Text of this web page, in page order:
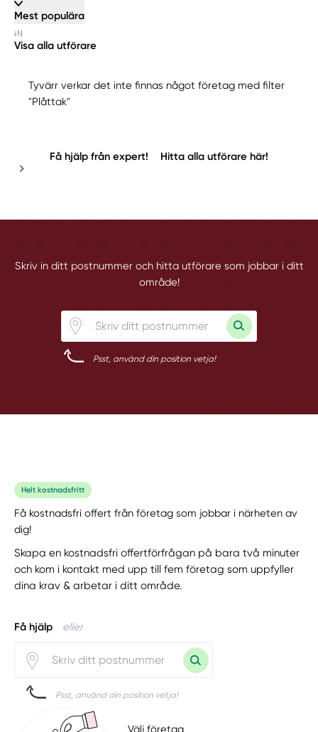
Mest populära
Visa alla utförare
Tyvärr verkar det inte finnas något företag med filter
"Plåttak"
Få hjälp från expert! Hitta alla utförare här!
Skriv in ditt postnummer och hitta utförare som jobbar i ditt
område!
Psst, använd din position vetja!
Helt kostnadsfritt
Få kostnadsfri offert från företag som jobbar i närheten av
dig!
Skapa en kostnadsfri offertförfrågan på bara två minuter
och kom i kontakt med upp till fem företag som uppfyller
dina krav & arbetar i ditt område.
Få hjälp eller
Psst, använd din position vetja!
Välj företag